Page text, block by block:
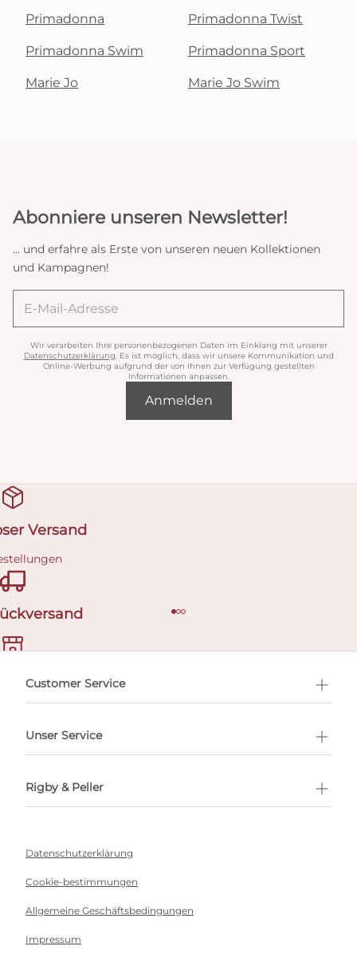
Primadonna Primadonna Twist
Primadonna Swim Primadonna Sport
Marie Jo Marie Jo Swim
Abonniere unseren Newsletter!
... und erfahre als Erste von unseren neuen Kollektionen
und Kampagnen!
Wir verarbeiten Ihre personenbezogenen Daten im Einklang mit unserer
Datenschutzerklärung . Es ist möglich, dass wir unsere Kommunikation und
Online-Werbung aufgrund der von Ihnen zur Verfügung gestellten
Informationen anpassen.
Anmelden
Versand
buchen
Customer Service
Unser Service
Rigby & Peller
Datenschutzerklärung
Cookie-bestimmungen
Allgemeine Geschäftsbedingungen
Impressum